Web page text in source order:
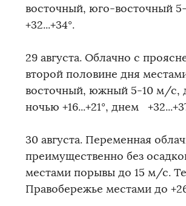
восточный, юго-восточный
+32...+34°.
29 августа. Облачно с
второй половине дня
восточный, южный 5-10 м/с,
ночью +16...+21°, днем
30 августа. Переменная
преимущественно без
местами порывы до 15 м/с.
Правобережье местами до